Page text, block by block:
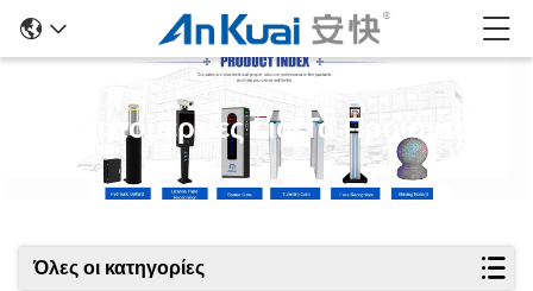
Λεπτομέρειες Για Τα Προϊόντα
Όλες οι κατηγορίες